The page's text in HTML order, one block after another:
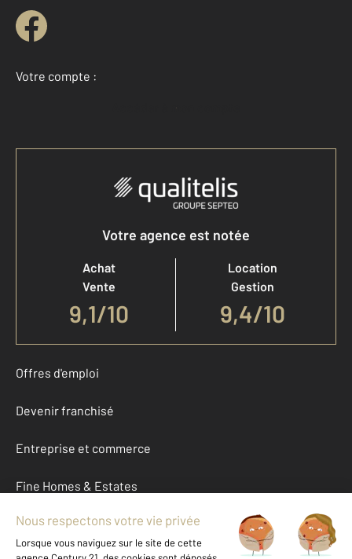
Votre compte :
Accéder à mon compte
Votre agence est notée
Achat
Vente
9,1/10
Location
Gestion
9,4/10
Offres d'emploi
Devenir franchisé
Entreprise et commerce
Fine Homes & Estates
À propos